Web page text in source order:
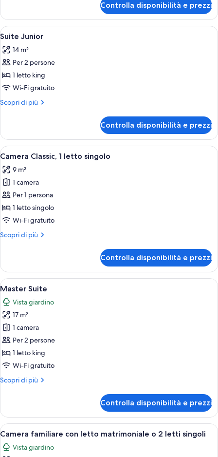
2
letti
singoli,
1
camera
da
letto
Superior
con
letto
o
2
singoli,
da
Controlla disponibilità e prezzi
Apri
tutte
le
foto
per
Suite
Junior
Una camera d'albergo con un letto,
5
Suite Junior
14 m²
Per 2 persone
1 letto king
Wi-Fi gratuito
Scopri di più
Altri
Junior
Controlla disponibilità e prezzi
Apri
tutte
le
foto
per
Camera
Classic,
letto
Una camera da letto con un letto,
5
Camera Classic, 1 letto singolo
9 m²
1 camera
Per 1 persona
1 letto singolo
Wi-Fi gratuito
Scopri di più
Altri
Classic,
letto
singolo
Controlla disponibilità e prezzi
Apri
tutte
le
foto
per
Master
Suite
Un letto rifatto con lenzuola
5
Master Suite
Vista giardino
17 m²
1 camera
Per 2 persone
1 letto king
Wi-Fi gratuito
Scopri di più
Altri
Suite
Controlla disponibilità e prezzi
Apri
tutte
le
Una camera d'albergo con un letto
5
Camera familiare con letto matrimoniale o 2 letti singoli
Vista giardino